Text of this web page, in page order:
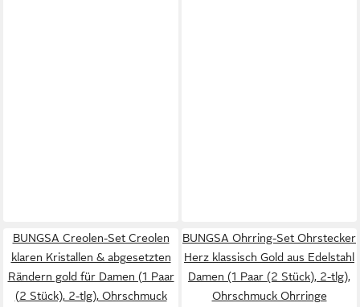
BUNGSA Creolen-Set Creolen
klaren Kristallen & abgesetzten
Rändern gold für Damen (1 Paar
(2 Stück), 2-tlg), Ohrschmuck
BUNGSA Ohrring-Set Ohrstecker
Herz klassisch Gold aus Edelstahl
Damen (1 Paar (2 Stück), 2-tlg),
Ohrschmuck Ohrringe